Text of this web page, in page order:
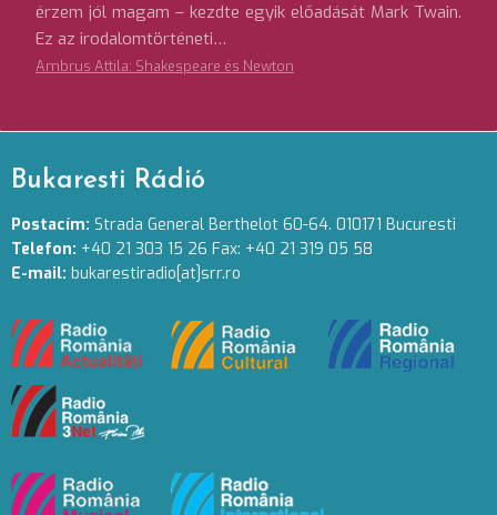
érzem jól magam – kezdte egyik előadását Mark Twain.
Ez az irodalomtörténeti…
Ambrus Attila: Shakespeare és Newton
Bukaresti Rádió
Postacím: Strada General Berthelot 60-64. 010171 Bucuresti
Telefon: +40 21 303 15 26 Fax: +40 21 319 05 58
E-mail: bukarestiradio[at]srr.ro